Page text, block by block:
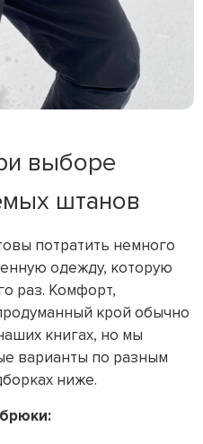
выборе
штанов
потратить немного
одежду, которую
раз. Комфорт,
крой обычно
книгах, но мы
варианты по разным
ниже.